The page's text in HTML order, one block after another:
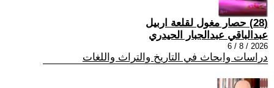
(28) حصار مغول لقلعة اربيل
عبدالباقي عبدالجبار الحيدري
2026 / 8 / 6
دراسات وابحاث في التاريخ والتراث واللغات